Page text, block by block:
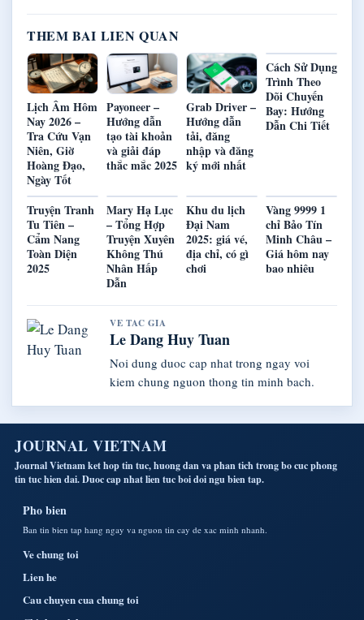
THEM BAI LIEN QUAN
Lịch Âm Hôm
Nay 2026 –
Tra Cứu Vạn
Niên, Giờ
Hoàng Đạo,
Ngày Tốt
Payoneer –
Hướng dẫn
tạo tài khoản
và giải đáp
thắc mắc 2025
Grab Driver –
Hướng dẫn
tải, đăng
nhập và đăng
ký mới nhất
Cách Sử Dụng
Trình Theo
Dõi Chuyến
Bay: Hướng
Dẫn Chi Tiết
Truyện Tranh
Tu Tiên –
Cẩm Nang
Toàn Diện
2025
Mary Hạ Lục
– Tổng Hợp
Truyện Xuyên
Không Thú
Nhân Hấp
Dẫn
Khu du lịch
Đại Nam
2025: giá vé,
địa chỉ, có gì
chơi
Vàng 9999 1
chỉ Bảo Tín
Minh Châu –
Giá hôm nay
bao nhiêu
VE TAC GIA
Le Dang Huy Tuan
Noi dung duoc cap nhat trong ngay voi
kiem chung nguon thong tin minh bach.
JOURNAL VIETNAM
Journal Vietnam ket hop tin tuc, huong dan va phan tich trong bo cuc phong
tin tuc hien dai. Duoc cap nhat lien tuc boi doi ngu bien tap.
Pho bien
Ban tin bien tap hang ngay va nguon tin cay de xac minh nhanh.
Ve chung toi
Lien he
Cau chuyen cua chung toi